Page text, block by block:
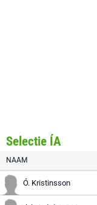
Selectie ÍA
NAAM
Ó. Kristinsson